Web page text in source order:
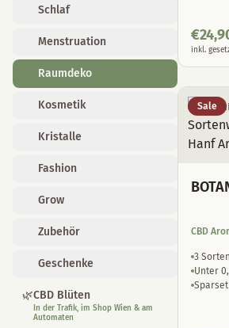
Schlaf
Menstruation
Raumdeko
Kosmetik
Kristalle
Fashion
Grow
Zubehör
Geschenke
🌿CBD Blüten
In der Trafik, im Shop Wien & am
Automaten
€
inkl.
Sale
CBD
3
Unter